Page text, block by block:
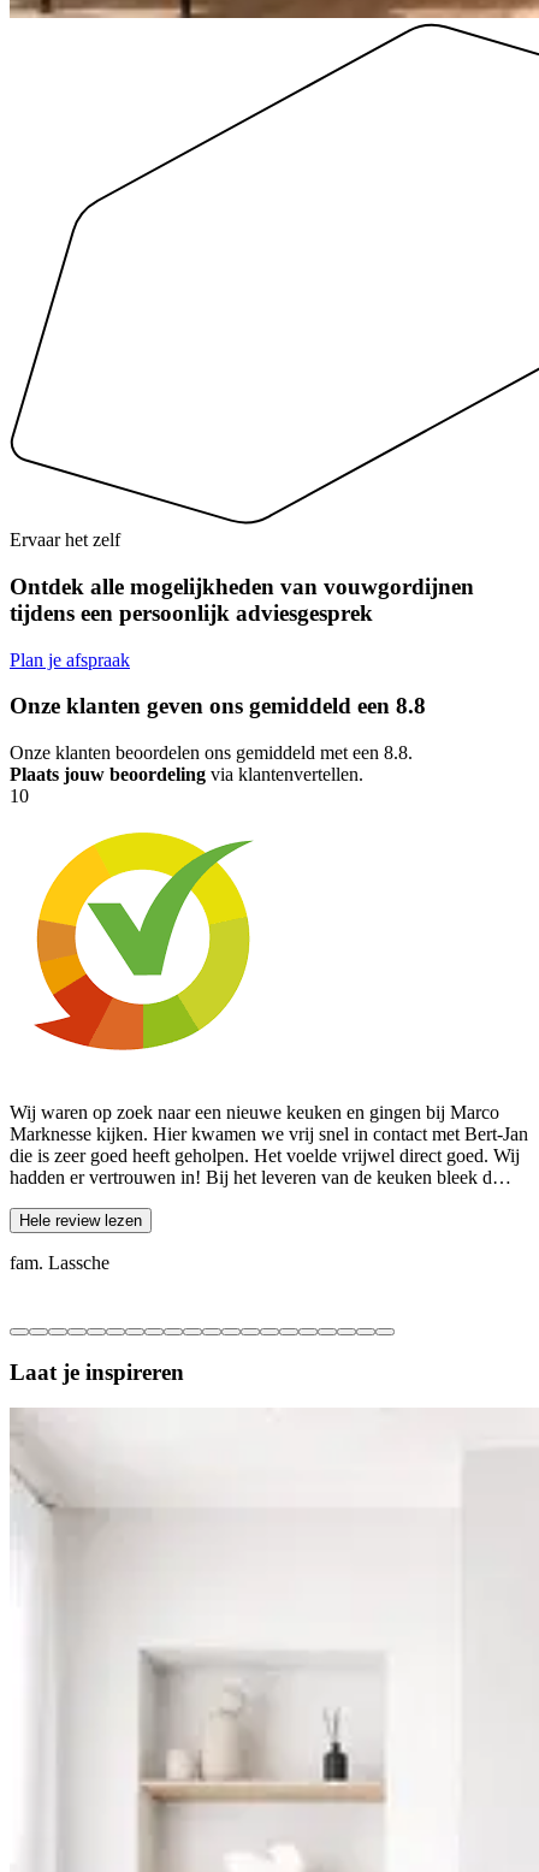
Ervaar het zelf
Ontdek alle mogelijkheden van vouwgordijnen
tijdens een persoonlijk adviesgesprek
Plan je afspraak
Onze klanten geven ons gemiddeld een 8.8
Onze klanten beoordelen ons gemiddeld met een 8.8.
Plaats jouw beoordeling via klantenvertellen.
10
Wij waren op zoek naar een nieuwe keuken en gingen bij Marco
Marknesse kijken. Hier kwamen we vrij snel in contact met Bert-Jan
die is zeer goed heeft geholpen. Het voelde vrijwel direct goed. Wij
hadden er vertrouwen in! Bij het leveren van de keuken bleek d…
Hele review lezen
fam. Lassche
Laat je inspireren